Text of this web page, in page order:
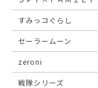
すみっコぐらし
セーラームーン
zeroni
戦隊シリーズ